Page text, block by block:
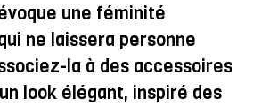
une féminité
ne laissera personne
la à des accessoires
look élégant, inspiré des